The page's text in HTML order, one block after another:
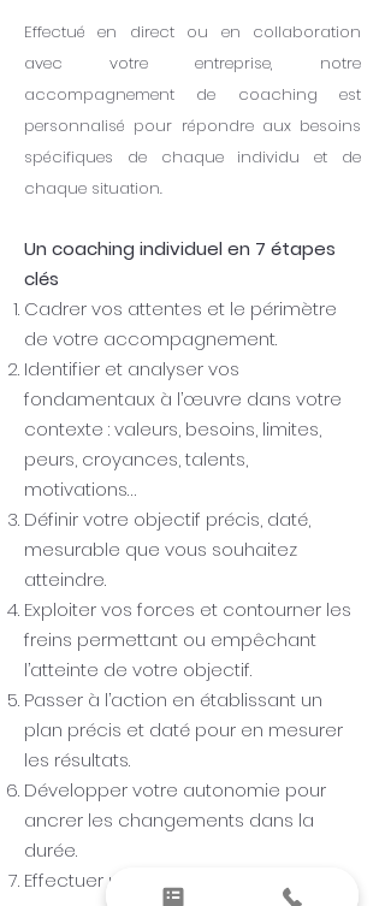
Effectué en direct ou en collaboration
avec votre entreprise, notre
accompagnement de coaching est
personnalisé pour répondre aux besoins
spécifiques de chaque individu et de
chaque situation.
Un coaching individuel en 7 étapes
clés
Cadrer vos attentes et le périmètre
de votre accompagnement.
Identifier et analyser vos
fondamentaux à l’œuvre dans votre
contexte : valeurs, besoins, limites,
peurs, croyances, talents,
motivations…
Définir votre objectif précis, daté,
mesurable que vous souhaitez
atteindre.
Exploiter vos forces et contourner les
freins permettant ou empêchant
l’atteinte de votre objectif.
Passer à l’action en établissant un
plan précis et daté pour en mesurer
les résultats.
Développer votre autonomie pour
ancrer les changements dans la
durée.
Effectuer un bilan de votre